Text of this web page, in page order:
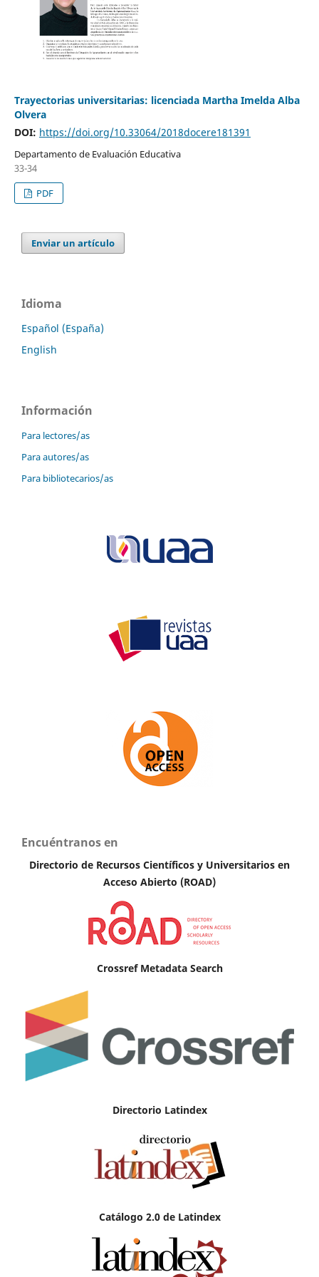
Trayectorias universitarias: licenciada Martha Imelda Alba
Olvera
DOI: https://doi.org/10.33064/2018docere181391
Departamento de Evaluación Educativa
33-34
PDF
Enviar un artículo
Idioma
Español (España)
English
Información
Para lectores/as
Para autores/as
Para bibliotecarios/as
Encuéntranos en
Directorio de Recursos Científicos y Universitarios en
Acceso Abierto (ROAD)
Crossref Metadata Search
Directorio Latindex
Catálogo 2.0 de Latindex